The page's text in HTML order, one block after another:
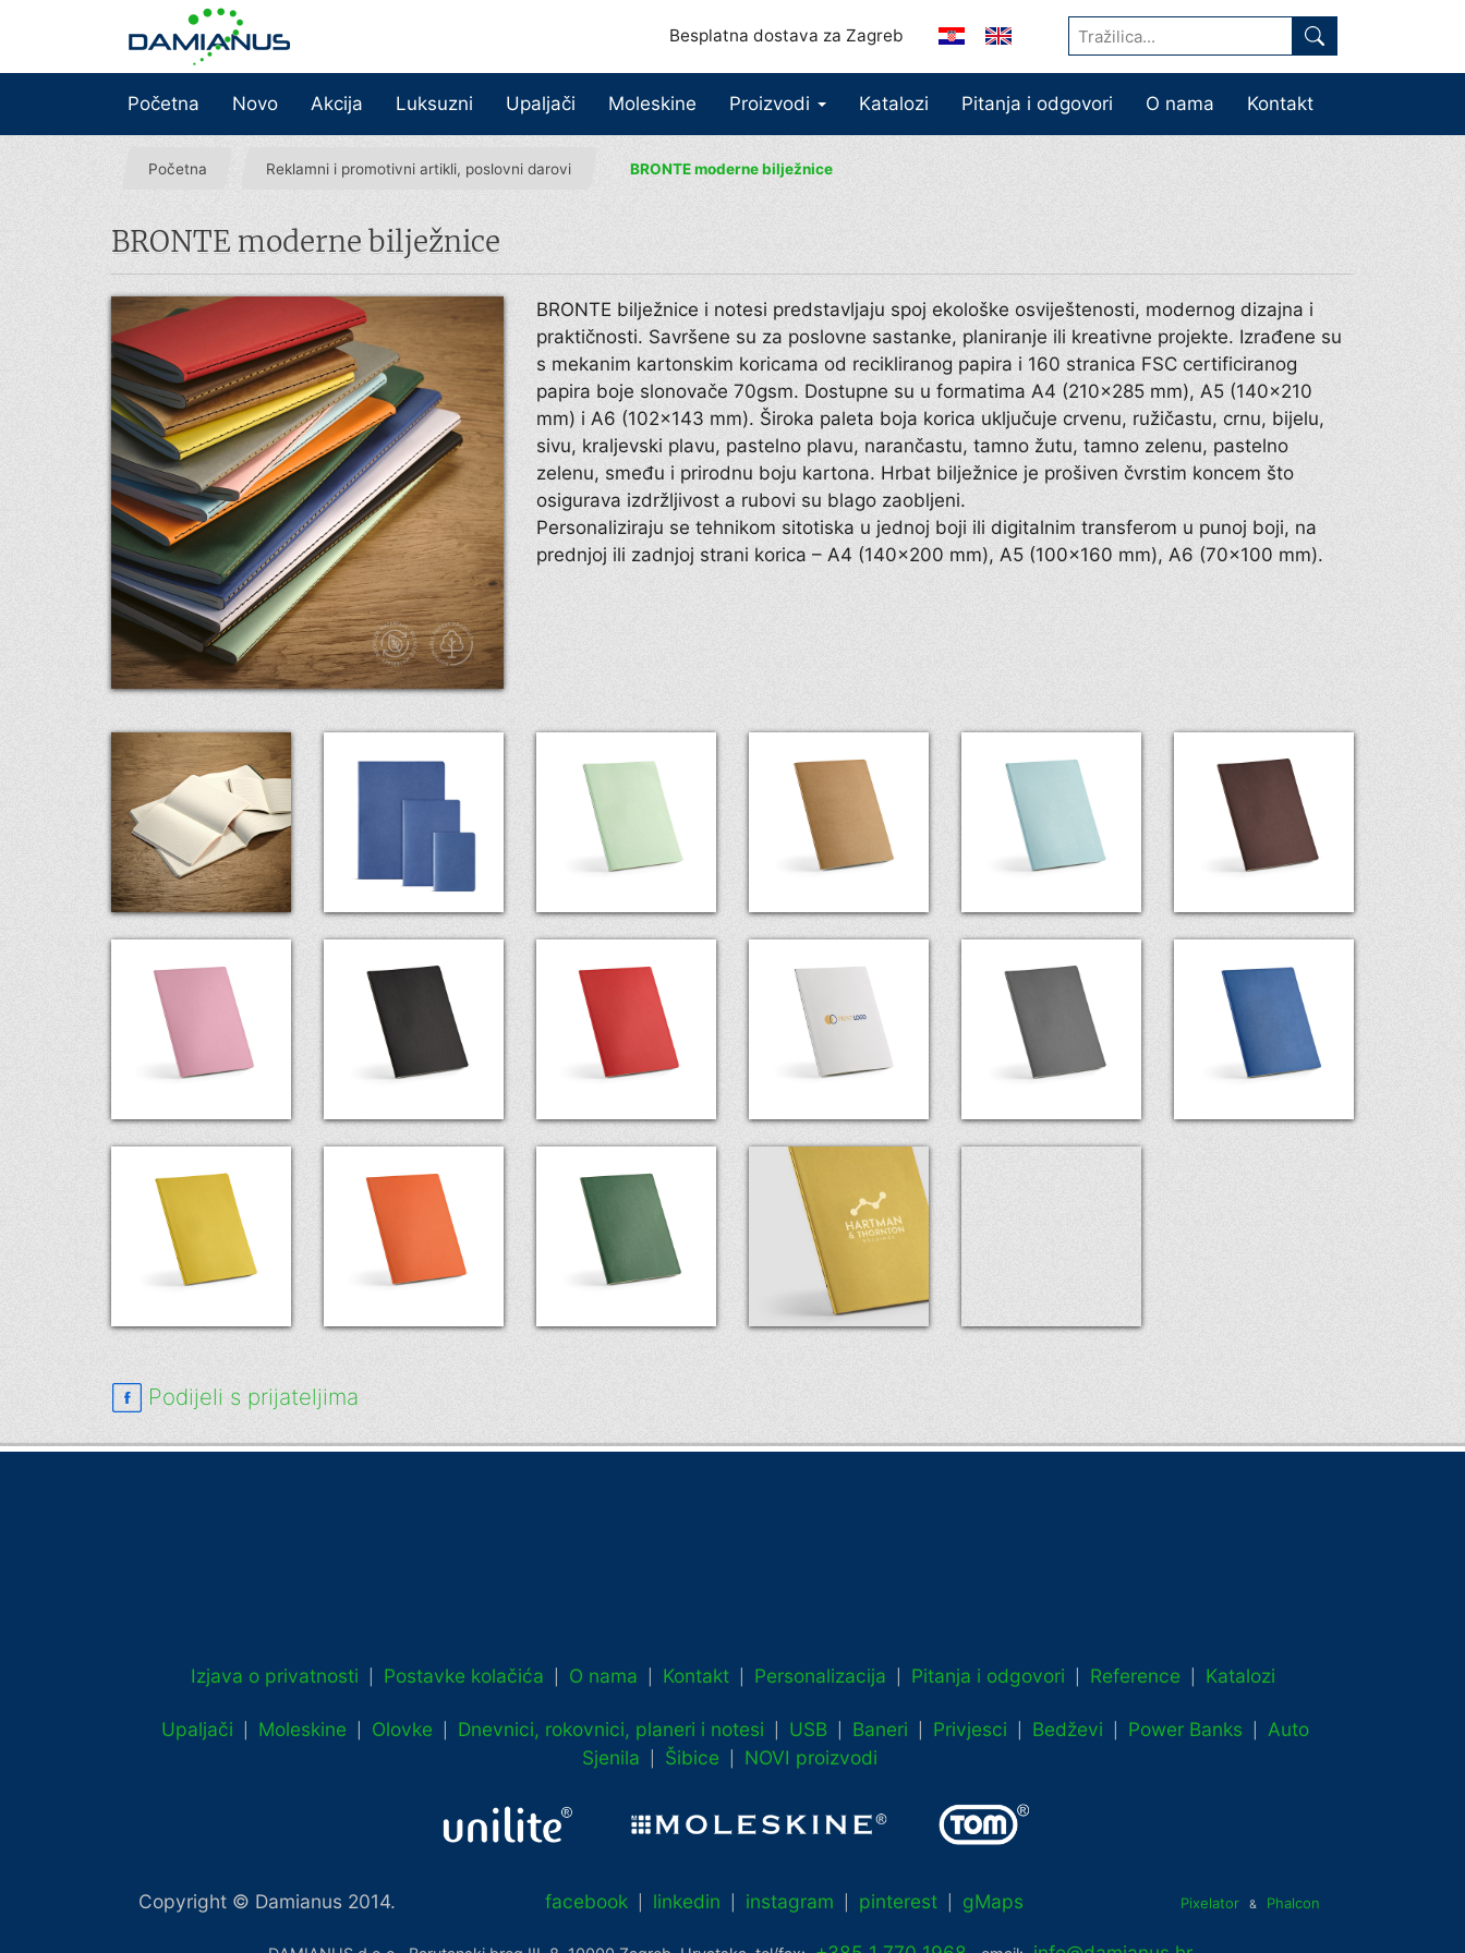
Besplatna dostava za Zagreb
Početna Novo Akcija Luksuzni Upaljači Moleskine Proizvodi Katalozi Pitanja i odgovori O nama Kontakt
Početna Reklamni i promotivni artikli, poslovni darovi BRONTE moderne bilježnice
BRONTE moderne bilježnice
BRONTE bilježnice i notesi predstavljaju spoj ekološke osviještenosti, modernog dizajna i
praktičnosti. Savršene su za poslovne sastanke, planiranje ili kreativne projekte. Izrađene su
s mekanim kartonskim koricama od recikliranog papira i 160 stranica FSC certificiranog
papira boje slonovače 70gsm. Dostupne su u formatima A4 (210×285 mm), A5 (140×210
mm) i A6 (102×143 mm). Široka paleta boja korica uključuje crvenu, ružičastu, crnu, bijelu,
sivu, kraljevski plavu, pastelno plavu, narančastu, tamno žutu, tamno zelenu, pastelno
zelenu, smeđu i prirodnu boju kartona. Hrbat bilježnice je prošiven čvrstim koncem što
osigurava izdržljivost a rubovi su blago zaobljeni.
Personaliziraju se tehnikom sitotiska u jednoj boji ili digitalnim transferom u punoj boji, na
prednjoj ili zadnjoj strani korica – A4 (140×200 mm), A5 (100×160 mm), A6 (70×100 mm).
Podijeli s prijateljima
Izjava o privatnosti Postavke kolačića O nama Kontakt Personalizacija Pitanja i odgovori Reference Katalozi
Upaljači Moleskine Olovke Dnevnici, rokovnici, planeri i notesi USB Baneri Privjesci Bedževi Power Banks
Auto
Sjenila
Šibice NOVI proizvodi
Copyright © Damianus 2014. facebook linkedin instagram pinterest gMaps Pixelator & Phalcon